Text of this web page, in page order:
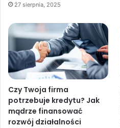
27 sierpnia, 2025
Czy Twoja firma
potrzebuje kredytu? Jak
mądrze finansować
rozwój działalności